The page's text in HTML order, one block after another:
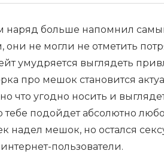
наряд больше напомнил
они не могли не отметить
умудряется выглядеть
про мешок становится
что угодно носить и
тебе подойдет абсолютно
надел мешок, но остался
пользователи.